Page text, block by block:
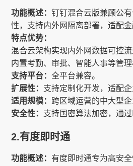
功能概述：钉钉混合云版兼顾公
性，支持内外网隔离部署，适配金
特点优势：
混合云架构实现内外网数据可控流
内置考勤、审批、智能人事等管理
支持平台：全平台兼容。
扩展性： 支持定制化开发，适配企
适用规模： 跨区域运营的中大型企
安全性： 支持国密算法加密，通过
2.有度即时通
功能概述：有度即时通专为高安